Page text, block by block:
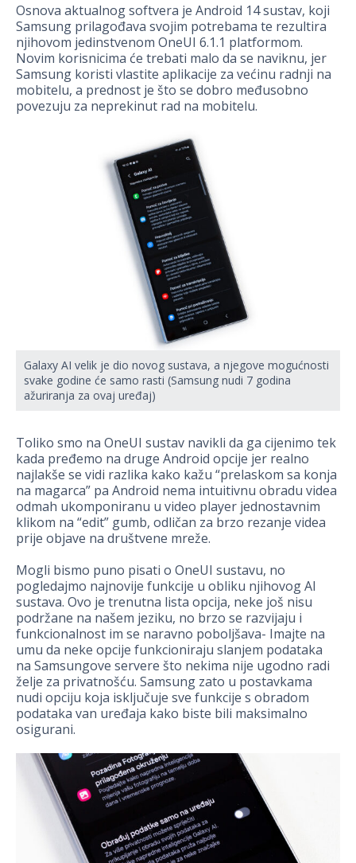
Osnova aktualnog softvera je Android 14 sustav, koji
Samsung prilagođava svojim potrebama te rezultira
njihovom jedinstvenom OneUI 6.1.1 platformom.
Novim korisnicima će trebati malo da se naviknu, jer
Samsung koristi vlastite aplikacije za većinu radnji na
mobitelu, a prednost je što se dobro međusobno
povezuju za neprekinut rad na mobitelu.
Galaxy AI velik je dio novog sustava, a njegove mogućnosti
svake godine će samo rasti (Samsung nudi 7 godina
ažuriranja za ovaj uređaj)
Toliko smo na OneUI sustav navikli da ga cijenimo tek
kada pređemo na druge Android opcije jer realno
najlakše se vidi razlika kako kažu “prelaskom sa konja
na magarca” pa Android nema intuitivnu obradu videa
odmah ukomponiranu u video player jednostavnim
klikom na “edit” gumb, odličan za brzo rezanje videa
prije objave na društvene mreže.
Mogli bismo puno pisati o OneUI sustavu, no
pogledajmo najnovije funkcije u obliku njihovog AI
sustava. Ovo je trenutna lista opcija, neke još nisu
podržane na našem jeziku, no brzo se razvijaju i
funkcionalnost im se naravno poboljšava- Imajte na
umu da neke opcije funkcioniraju slanjem podataka
na Samsungove servere što nekima nije ugodno radi
želje za privatnošću. Samsung zato u postavkama
nudi opciju koja isključuje sve funkcije s obradom
podataka van uređaja kako biste bili maksimalno
osigurani.